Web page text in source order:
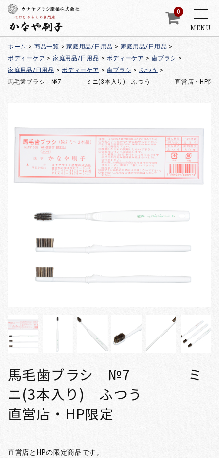
MENU
カナヤブラシ産業株式会社 0
ホーム > 商品一覧 > 家庭用品/日用品 > 家庭用品/日用品 >
ボディーケア > 家庭用品/日用品 > ボディーケア > 歯ブラシ >
家庭用品/日用品 > ボディーケア > 歯ブラシ > ふつう
>
馬毛歯ブラシ №7 ミニ(3本入り) ふつう 直営店・HP限
馬毛歯ブラシ №7 ミ
ニ(3本入り) ふつう
直営店・HP限定
直営店とHPの限定商品です。